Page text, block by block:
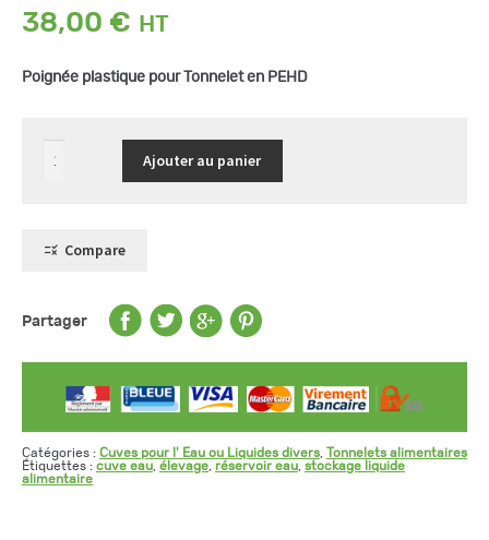
38,00 €
Poignée plastique pour Tonnelet en PEHD
quantité
de
PEHD
Ajouter au panier
Compare
Partager
Catégories : Cuves pour l' Eau ou Liquides divers
Tonnelets alimentaires
Étiquettes : cuve eau élevage réservoir eau stockage liquide
alimentaire